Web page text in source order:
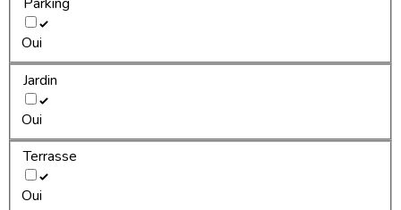
Oui
Jardin
Oui
Terrasse
Oui